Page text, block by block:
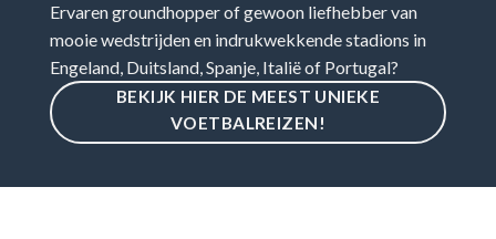
Ervaren groundhopper of gewoon liefhebber van
mooie wedstrijden en indrukwekkende stadions in
Engeland, Duitsland, Spanje, Italië of Portugal?
BEKIJK HIER DE MEEST UNIEKE
VOETBALREIZEN!